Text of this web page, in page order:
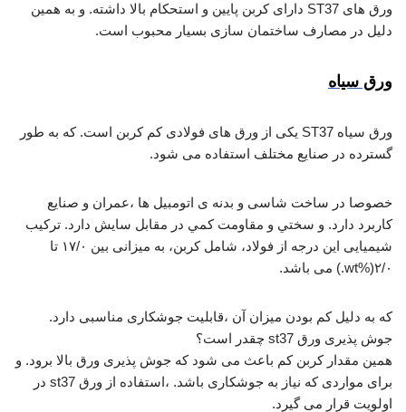
ورق های ST37 دارای کربن پایین و استحکام بالا داشته. و به همین
دلیل در مصارف ساختمان سازی بسیار محبوب است.
ورق سیاه
ورق سیاه ST37 یکی از ورق های فولادی کم کربن است. که به طور
گسترده در صنایع مختلف استفاده می شود.
خصوصا در ساخت شاسی و بدنه ی اتومبیل ها ،عمران و صنایع
کاربرد دارد. و ﺳﺨﺘﻲ و ﻣﻘﺎوﻣﺖ ﻛﻤﻲ در مقابل ﺳﺎﻳﺶ دارد. ترکیب
شیمیایی این درجه از فولاد، شامل کربن، به میزانی بین ۱۷/۰ تا
۲/۰(%wt.) می باشد.
که به دلیل کم بودن میزان آن ،قابلیت جوشکاری مناسبی دارد.
جوش پذیری ورق st37 چقدر است؟
همین مقدار کربن کم باعث می شود که جوش پذیری ورق بالا برود. و
برای مواردی که نیاز به جوشکاری باشد. ،استفاده از ورق st37 در
اولویت قرار می گیرد.